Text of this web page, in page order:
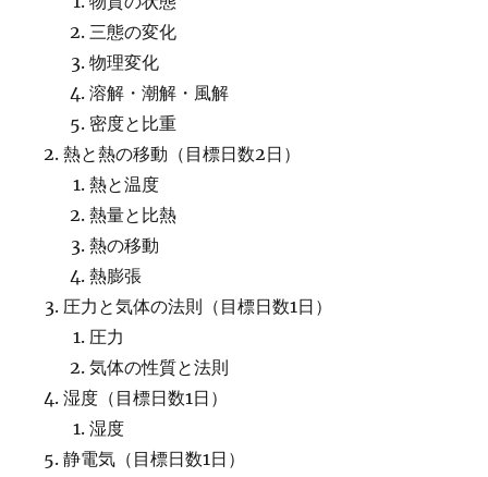
三態の変化
物理変化
溶解・潮解・風解
密度と比重
熱と熱の移動（目標日数2日）
熱と温度
熱量と比熱
熱の移動
熱膨張
圧力と気体の法則（目標日数1日）
圧力
気体の性質と法則
湿度（目標日数1日）
湿度
静電気（目標日数1日）